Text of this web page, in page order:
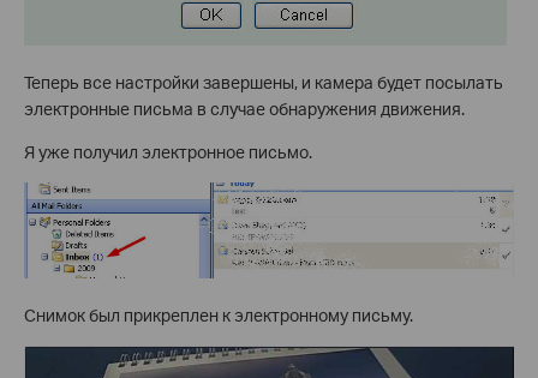
Теперь все настройки завершены, и камера будет посылать
электронные письма в случае обнаружения движения.
Я уже получил электронное письмо.
Снимок был прикреплен к электронному письму.